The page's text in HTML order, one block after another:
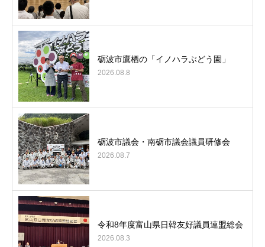
砺波市鷹栖の「イノハラぶどう園」
2026.08.8
砺波市議会・南砺市議会議員研修会
2026.08.7
令和8年度富山県日韓友好議員連盟総会
2026.08.3